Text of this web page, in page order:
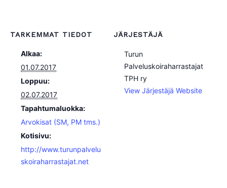
TARKEMMAT TIEDOT
Alkaa:
01.07.2017
Loppuu:
02.07.2017
Tapahtumaluokka:
Arvokisat (SM, PM tms.)
Kotisivu:
http://www.turunpalvelu
skoiraharrastajat.net
JÄRJESTÄJÄ
Turun
Palveluskoiraharrastajat
TPH ry
View Järjestäjä Website